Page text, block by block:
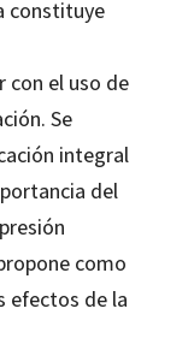
constituye
con el uso de
Se
integral
del
como
efectos de la